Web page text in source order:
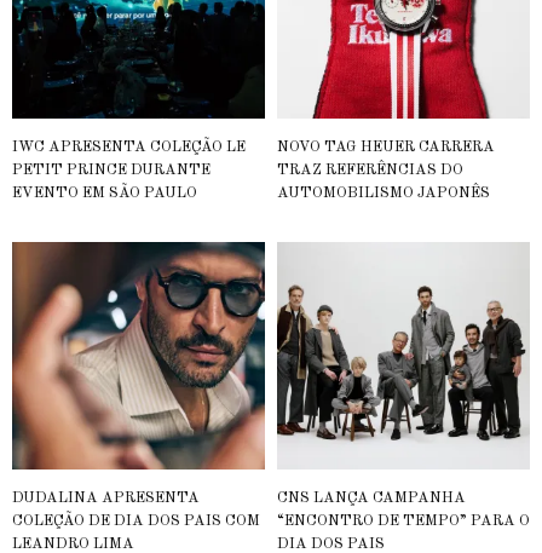
IWC APRESENTA COLEÇÃO LE
PETIT PRINCE DURANTE
EVENTO EM SÃO PAULO
NOVO TAG HEUER CARRERA
TRAZ REFERÊNCIAS DO
AUTOMOBILISMO JAPONÊS
DUDALINA APRESENTA
COLEÇÃO DE DIA DOS PAIS COM
LEANDRO LIMA
CNS LANÇA CAMPANHA
“ENCONTRO DE TEMPO” PARA O
DIA DOS PAIS